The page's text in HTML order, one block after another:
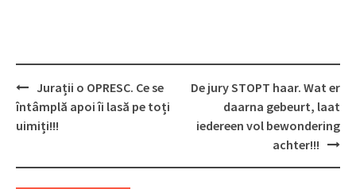
Post
navigation
Jurații o OPRESC. Ce se
întâmplă apoi îi lasă pe toți
uimiți!!!
De jury STOPT haar. Wat er
daarna gebeurt, laat
iedereen vol bewondering
achter!!!